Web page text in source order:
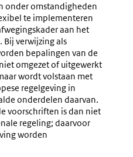
onder omstandigheden
te implementeren
aan het
Bij verwijzing als
bepalingen van de
omgezet of uitgewerkt
wordt volstaan met
regelgeving in
onderdelen daarvan.
voorschriften is dan niet
regeling; daarvoor
worden